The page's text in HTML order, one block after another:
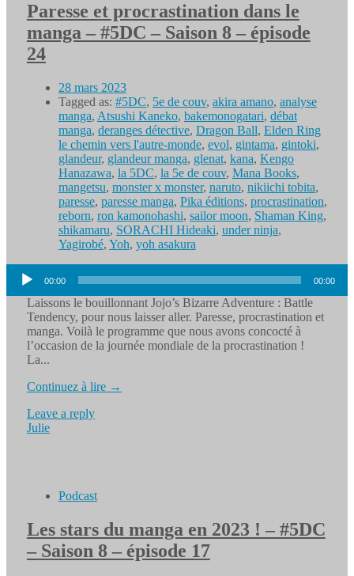
Paresse et procrastination dans le
manga – #5DC – Saison 8 – épisode
24
28 mars 2023
Tagged as: #5DC, 5e de couv, akira amano, analyse
manga, Atsushi Kaneko, bakemonogatari, débat
manga, deranges détective, Dragon Ball, Elden Ring
le chemin vers l'autre-monde, evol, gintama, gintoki,
glandeur, glandeur manga, glenat, kana, Kengo
Hanazawa, la 5DC, la 5e de couv, Mana Books,
mangetsu, monster x monster, naruto, nikiichi tobita,
paresse, paresse manga, Pika éditions, procrastination,
reborn, ron kamonohashi, sailor moon, Shaman King,
shikamaru, SORACHI Hideaki, under ninja,
Yagirobé, Yoh, yoh asakura
Lecteur
audio
00:00 00:00
Laissons le bouillonnant Jojo’s Bizarre Adventure : Battle
Tendency, pour nous laisser aller. Paresse, procrastination et
manga. Voilà le programme que nous avons concocté à
l’occasion de la journée mondiale de la procrastination !
La...
Continuez à lire →
Leave a reply
Julie
Podcast
Les stars du manga en 2023 ! – #5DC
– Saison 8 – épisode 17